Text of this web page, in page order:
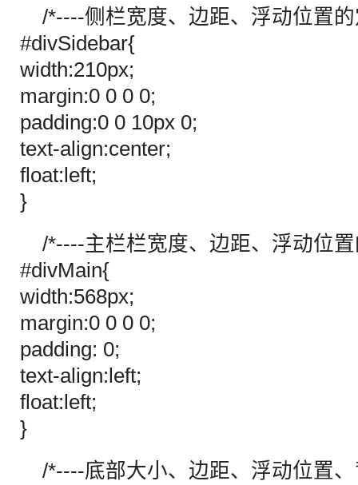
/*----侧栏宽度、边距、浮动位置
#divSidebar{
width:210px;
margin:0 0 0 0;
padding:0 0 10px 0;
text-align:center;
float:left;
}
/*----主栏栏宽度、边距、浮动位
#divMain{
width:568px;
margin:0 0 0 0;
padding: 0;
text-align:left;
float:left;
}
/*----底部大小、边距、浮动位置